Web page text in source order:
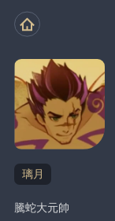
璃月
騰蛇大元帥